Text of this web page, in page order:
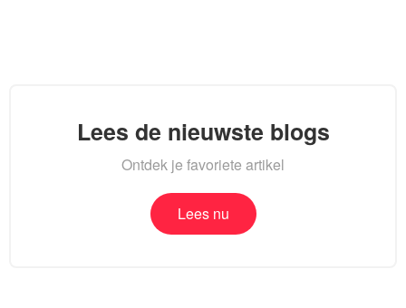
Lees de nieuwste blogs
Ontdek je favoriete artikel
Lees nu